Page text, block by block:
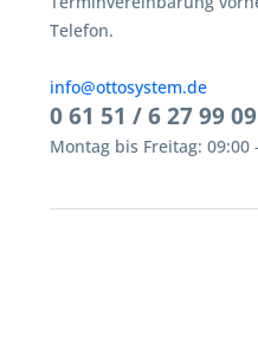
Telefon.
info@ottosystem.de
0 61 51 / 6 27 99 09
Montag bis Freitag: 09:00